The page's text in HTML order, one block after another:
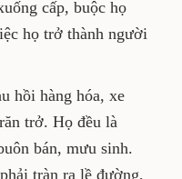
cấp, buộc họ
họ trở thành người
hồi hàng hóa, xe
trở. Họ đều là
bán, mưu sinh.
tràn ra lề đường,